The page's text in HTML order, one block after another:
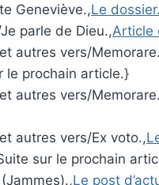
Geneviève.,Le dossier.
parle de Dieu.,Article
autres vers/
le prochain article.}
autres vers/
autres vers/Ex voto.,
sur le prochain
Le post